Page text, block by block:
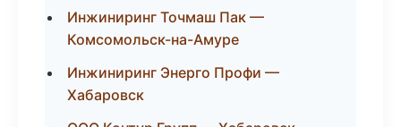
Инжиниринг Точмаш Пак —
Комсомольск-на-Амуре
Инжиниринг Энерго Профи —
Хабаровск